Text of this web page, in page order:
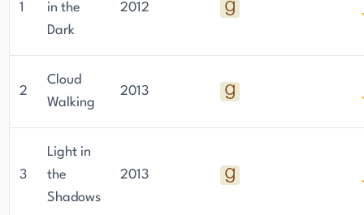
1
in the
Dark
2012
2
Cloud
Walking
2013
3
Light in
the
Shadows
2013